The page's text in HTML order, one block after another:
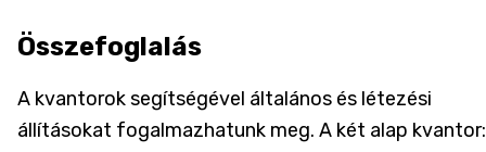
Összefoglalás
A kvantorok segítségével általános és létezési
állításokat fogalmazhatunk meg. A két alap